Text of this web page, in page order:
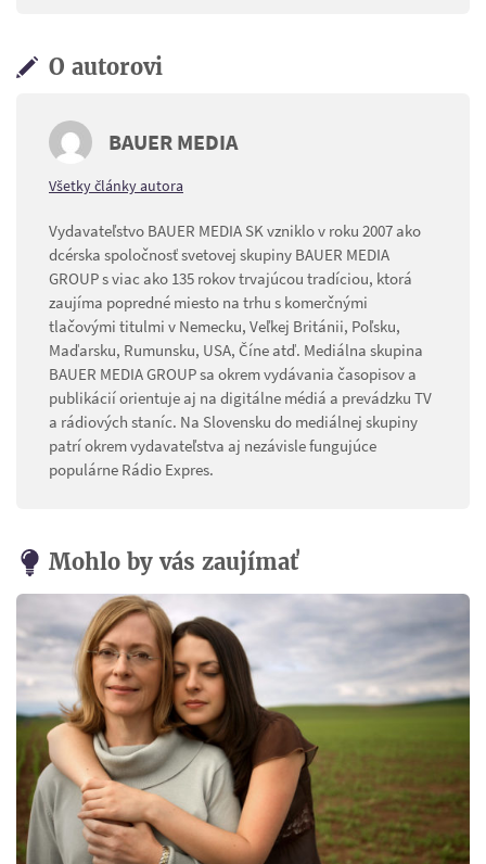
O autorovi
BAUER MEDIA
Všetky články autora
Vydavateľstvo BAUER MEDIA SK vzniklo v roku 2007 ako
dcérska spoločnosť svetovej skupiny BAUER MEDIA
GROUP s viac ako 135 rokov trvajúcou tradíciou, ktorá
zaujíma popredné miesto na trhu s komerčnými
tlačovými titulmi v Nemecku, Veľkej Británii, Poľsku,
Maďarsku, Rumunsku, USA, Číne atď. Mediálna skupina
BAUER MEDIA GROUP sa okrem vydávania časopisov a
publikácií orientuje aj na digitálne médiá a prevádzku TV
a rádiových staníc. Na Slovensku do mediálnej skupiny
patrí okrem vydavateľstva aj nezávisle fungujúce
populárne Rádio Expres.
Mohlo by vás zaujímať